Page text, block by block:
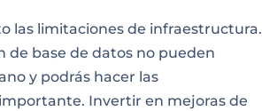
las limitaciones de infraestructura.
de base de datos no pueden
y podrás hacer las
Invertir en mejoras de